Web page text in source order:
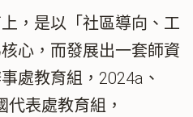
，是以「 社區導向、工
核心，而發展出一套師資
處教育組，2024a、
表處教育組，